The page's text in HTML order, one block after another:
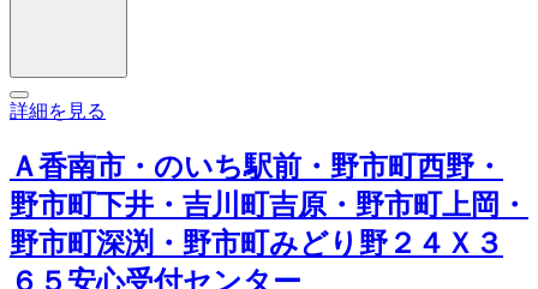
詳細を見る
Ａ香南市・のいち駅前・野市町西野・
野市町下井・吉川町吉原・野市町上岡・
野市町深渕・野市町みどり野２４Ｘ３
６５安心受付センター